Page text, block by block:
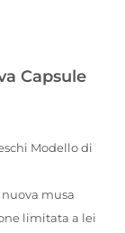
Capsule
Modello di
musa
limitata a lei